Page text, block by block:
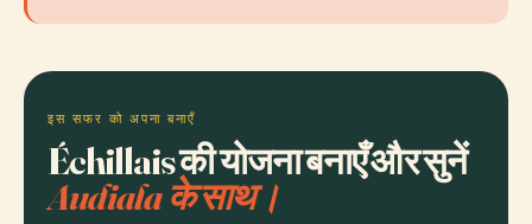
इस सफर को अपना बनाएँ
Échillais की योजना बनाएँ और सुनें
Audiala के साथ।